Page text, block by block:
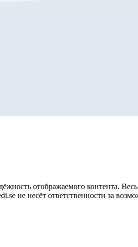
отображаемого контента.
не несёт ответственности за